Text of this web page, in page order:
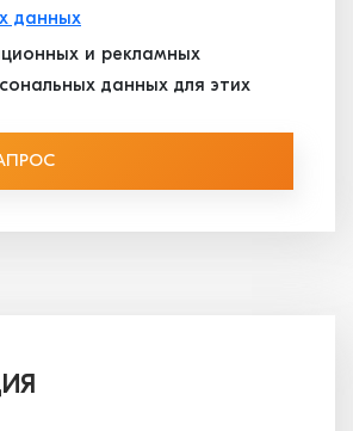
данных
и рекламных
данных для этих